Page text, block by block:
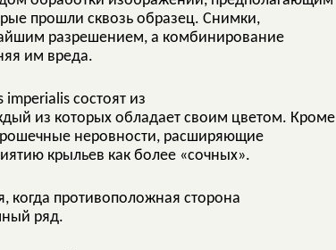
прошли сквозь образец. Снимки,
разрешением, а комбинирование
им вреда.
состоят из
из которых обладает своим цветом. Кроме
неровности, расширяющие
крыльев как более «сочных».
когда противоположная сторона
ряд.